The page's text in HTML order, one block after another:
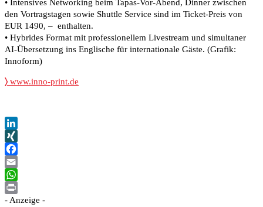
• Intensives Networking beim Tapas-Vor-Abend, Dinner zwischen
den Vortragstagen sowie Shuttle Service sind im Ticket-Preis von
EUR 1490, – enthalten.
• Hybrides Format mit professionellem Livestream und simultaner
AI-Übersetzung ins Englische für internationale Gäste. (Grafik:
Innoform)
〉 www.inno-print.de
LinkedIn
XING
Facebook
Email
WhatsApp
Print
- Anzeige -